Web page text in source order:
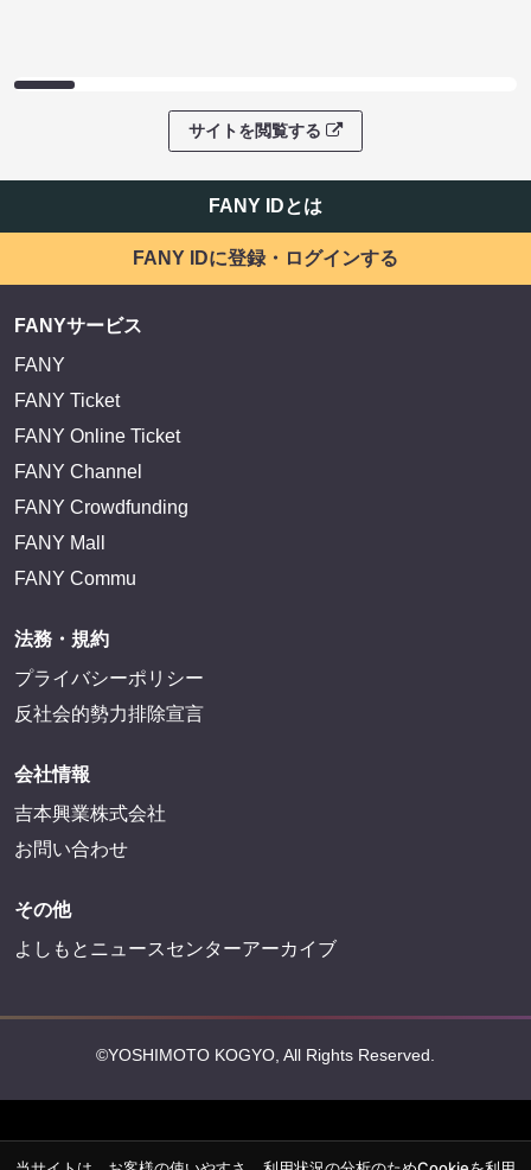
サイトを閲覧する
FANY IDとは
FANY IDに登録・ログインする
FANYサービス
FANY
FANY Ticket
FANY Online Ticket
FANY Channel
FANY Crowdfunding
FANY Mall
FANY Commu
法務・規約
プライバシーポリシー
反社会的勢力排除宣言
会社情報
吉本興業株式会社
お問い合わせ
その他
よしもとニュースセンターアーカイブ
©YOSHIMOTO KOGYO, All Rights Reserved.